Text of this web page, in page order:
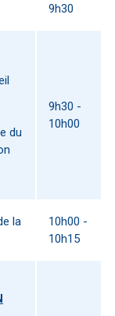
9h30
du
9h30 -
10h00
la
10h00 -
10h15